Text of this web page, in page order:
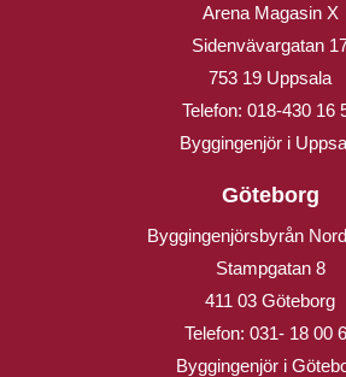
Arena Magasin X
Sidenvävargatan
753 19 Uppsala
Telefon: 018-430 16
Byggingenjör i
Göteborg
Byggingenjörsbyrån
Stampgatan 8
411 03 Göteborg
Telefon: 031- 18 00
Byggingenjör i